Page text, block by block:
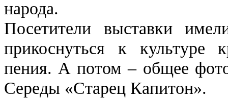
народа.
Посетители выставки
прикоснуться к культуре
пения. А потом – общее
Середы «Старец Капитон».